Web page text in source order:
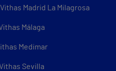
Madrid La Milagrosa
Málaga
Medimar
Sevilla